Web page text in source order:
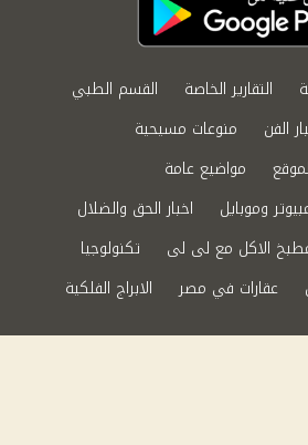
التقارير الخاصة
القسم الطبي
الفن
منوعات مسيحية
مواضيع عامة
وموبايل
اخبار الحق والضلال
الاكل مع لى لى
تكنولوجيا
عقارات في مصر
الابراج الفلكية